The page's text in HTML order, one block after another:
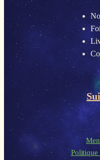
Politique